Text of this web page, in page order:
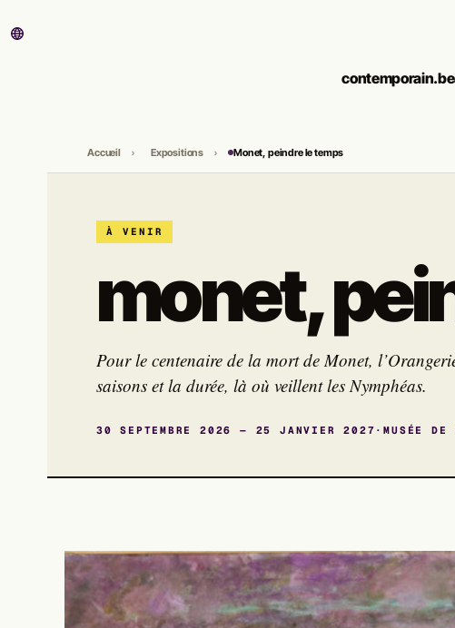
contemporain.
Accueil Expositions Monet, peindre le temps
À VENIR
monet,
Pour le centenaire de la mort de Monet,
saisons et la durée, là où veillent les Nymphéas.
30 SEPTEMBRE 2026 — 25 JANVIER 2027 MUSÉE DE